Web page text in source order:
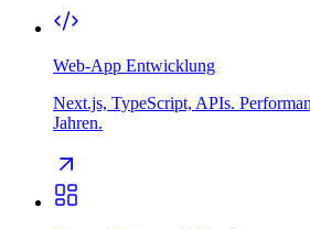
Web-App Entwicklung
Next.js, TypeScript, APIs.
Jahren.